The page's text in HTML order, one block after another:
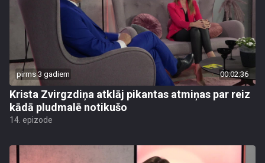
pirms 3 gadiem 00:02:36
Krista Zvirgzdiņa atklāj pikantas atmiņas par reiz
kādā pludmalē notikušo
14. epizode